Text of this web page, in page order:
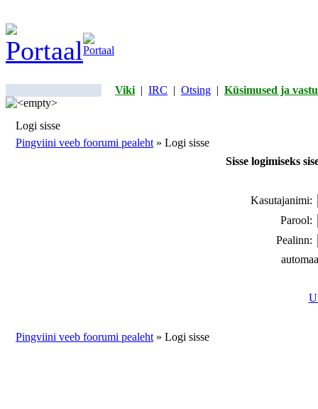
Viki | IRC | Otsing | Küsimused ja
Logi sisse
Pingviini veeb foorumi pealeht » Logi sisse
Sisse logimiseks
Kasutajanimi:
Parool:
Pealinn:
Pingviini veeb foorumi pealeht » Logi sisse